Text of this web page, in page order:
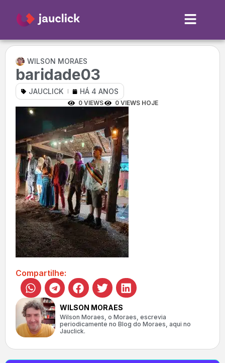
WILSON MORAES
baridade03
JAUCLICK HÁ 4 ANOS
0 VIEWS 0 VIEWS HOJE
Compartilhe:
WILSON MORAES
Wilson Moraes, o Moraes, escrevia
periodicamente no Blog do Moraes, aqui no
Jauclick.